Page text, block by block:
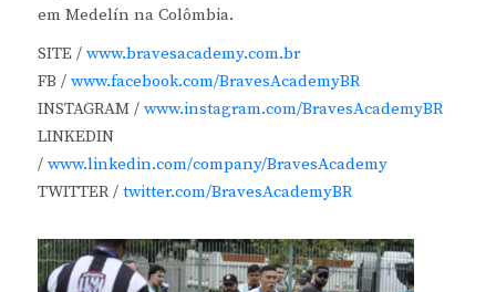
em Medelín na Colômbia.
SITE / www.bravesacademy.com.br
FB / www.facebook.com/BravesAcademyBR
INSTAGRAM / www.instagram.com/BravesAcademyBR
LINKEDIN
/ www.linkedin.com/company/BravesAcademy
TWITTER / twitter.com/BravesAcademyBR